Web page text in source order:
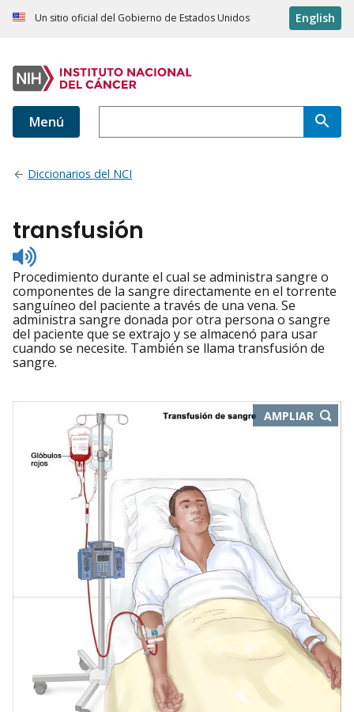
Un sitio oficial del Gobierno de Estados Unidos English
Menú
Diccionarios del NCI
transfusión
Listen
to
pronunciation
Procedimiento durante el cual se administra sangre o
componentes de la sangre directamente en el torrente
sanguíneo del paciente a través de una vena. Se
administra sangre donada por otra persona o sangre
del paciente que se extrajo y se almacenó para usar
cuando se necesite. También se llama transfusión de
sangre.
AMPLIAR-
ABRE